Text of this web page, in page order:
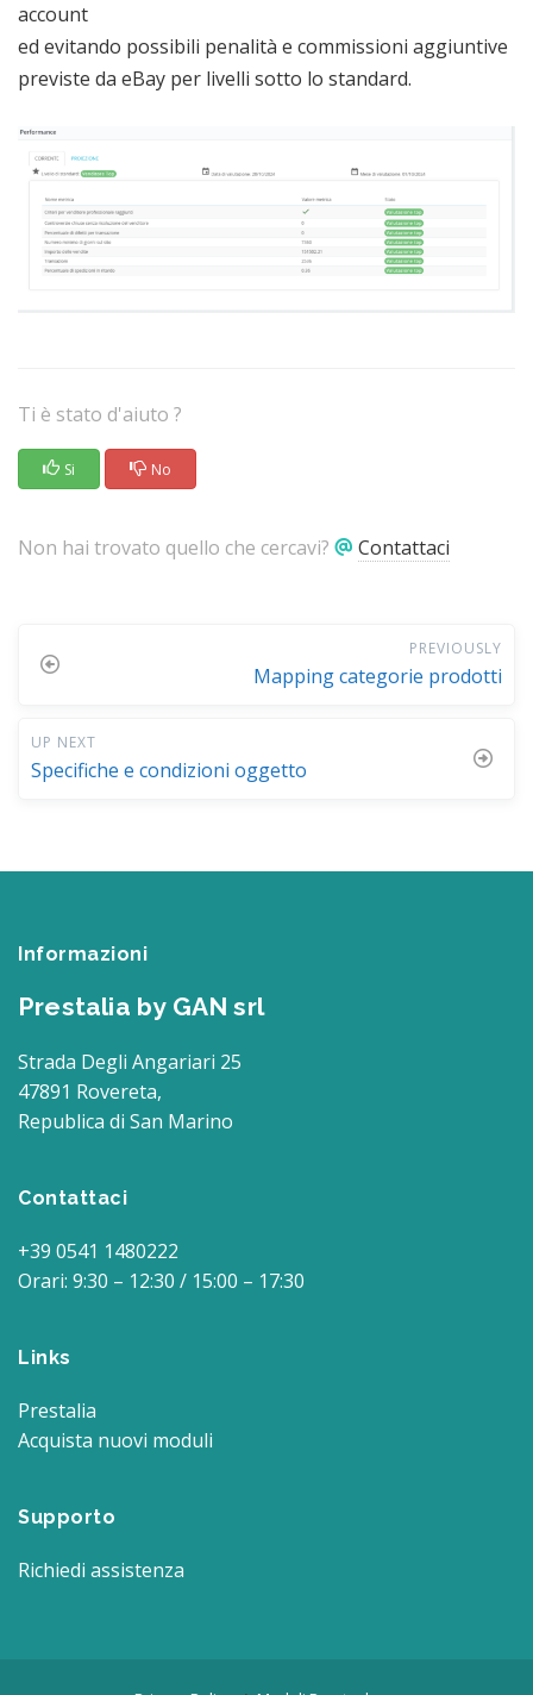
account
ed evitando possibili penalità e commissioni aggiuntive
previste da eBay per livelli sotto lo standard.
Ti è stato d'aiuto ?
Si No
Non hai trovato quello che cercavi? Contattaci
PREVIOUSLY
Mapping categorie prodotti
UP NEXT
Specifiche e condizioni oggetto
Informazioni
Prestalia by GAN srl
Strada Degli Angariari 25
47891 Rovereta,
Republica di San Marino
Contattaci
+39 0541 1480222
Orari: 9:30 – 12:30 / 15:00 – 17:30
Links
Prestalia
Acquista nuovi moduli
Supporto
Richiedi assistenza